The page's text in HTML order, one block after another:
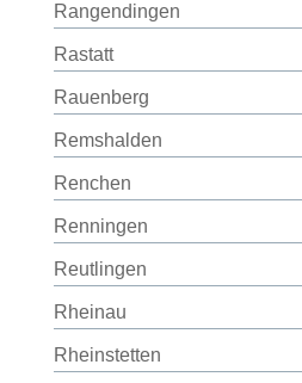
Rangendingen
Rastatt
Rauenberg
Remshalden
Renchen
Renningen
Reutlingen
Rheinau
Rheinstetten